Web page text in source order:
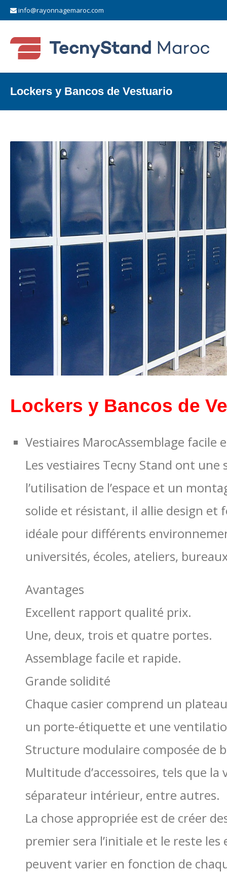
info@rayonnagemaroc.com
Lockers y Bancos de Vestuario
Lockers y Bancos de
Vestiaires MarocAssemblage facile
Les vestiaires Tecny Stand ont
l’utilisation de l’espace et un
solide et résistant, il allie design
idéale pour différents
universités, écoles, ateliers,
Avantages
Excellent rapport qualité prix.
Une, deux, trois et quatre portes.
Assemblage facile et rapide.
Grande solidité
Chaque casier comprend un
un porte-étiquette et une
Structure modulaire composée de
Multitude d’accessoires, tels que
séparateur intérieur, entre autres.
La chose appropriée est de créer
premier sera l’initiale et le reste les
peuvent varier en fonction de